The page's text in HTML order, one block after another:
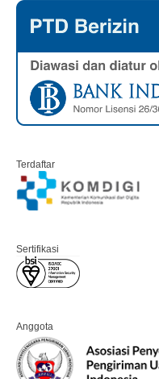
Terdaftar
Sertifikasi
Anggota